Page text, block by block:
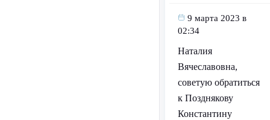
9 марта 2023 в
02:34
Наталия
Вячеславовна,
советую обратиться
к Позднякову
Константину